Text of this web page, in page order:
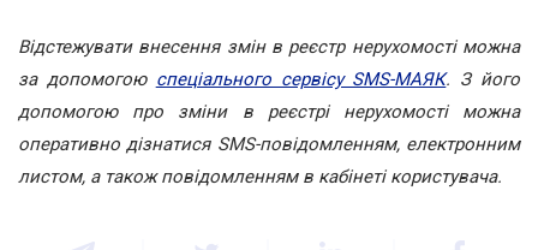
Відстежувати внесення змін в реєстр нерухомості можна
за допомогою спеціального сервісу SMS-МАЯК. З його
допомогою про зміни в реєстрі нерухомості можна
оперативно дізнатися SMS-повідомленням, електронним
листом, а також повідомленням в кабінеті користувача.